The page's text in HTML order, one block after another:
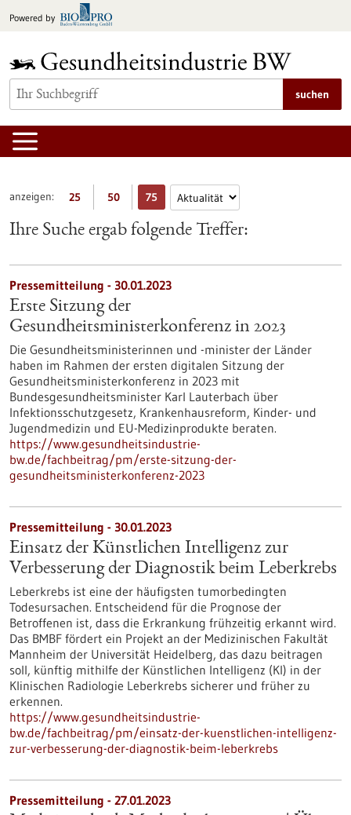
Inhalt
Powered by
suchen
anzeigen: 25 50 75
Ihre Suche ergab folgende Treffer:
Pressemitteilung - 30.01.2023
Erste Sitzung der
Gesundheitsministerkonferenz in 2023
Die Gesundheitsministerinnen und -minister der Länder
haben im Rahmen der ersten digitalen Sitzung der
Gesundheitsministerkonferenz in 2023 mit
Bundesgesundheitsminister Karl Lauterbach über
Infektionsschutzgesetz, Krankenhausreform, Kinder- und
Jugendmedizin und EU-Medizinprodukte beraten.
https://www.gesundheitsindustrie-
bw.de/fachbeitrag/pm/erste-sitzung-der-
gesundheitsministerkonferenz-2023
Pressemitteilung - 30.01.2023
Einsatz der Künstlichen Intelligenz zur
Verbesserung der Diagnostik beim Leberkrebs
Leberkrebs ist eine der häufigsten tumorbedingten
Todesursachen. Entscheidend für die Prognose der
Betroffenen ist, dass die Erkrankung frühzeitig erkannt wird.
Das BMBF fördert ein Projekt an der Medizinischen Fakultät
Mannheim der Universität Heidelberg, das dazu beitragen
soll, künftig mithilfe der Künstlichen Intelligenz (KI) in der
Klinischen Radiologie Leberkrebs sicherer und früher zu
erkennen.
https://www.gesundheitsindustrie-
bw.de/fachbeitrag/pm/einsatz-der-kuenstlichen-intelligenz-
zur-verbesserung-der-diagnostik-beim-leberkrebs
Pressemitteilung - 27.01.2023